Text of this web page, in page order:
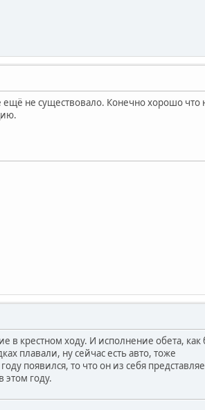
ещё не существовало. Конечно хорошо что
в крестном ходу. И исполнение обета, как
плавали, ну сейчас есть авто, тоже
появился, то что он из себя
этом году.